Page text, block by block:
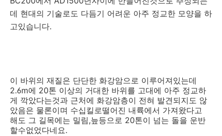
데 현대의 기술로도 다듬기 어려운 아주 정교한 모양을 하
고있습니다.
이 바위의 재질은 단단한 화강암으로 이루어져있는데
2.6m에 20톤 이상의 거대한 바위를 고대에 아주 정교하
게 깍았다는것과 근처에 화강암층이 전혀 발견되지도 않
았음은 물론이며 수십킬로떨어진 내륙에서 가져왔다고
해도 그 길목에는 밀림,늪등으로 20톤이 넘는 돌을 운반
할수없었다네요.